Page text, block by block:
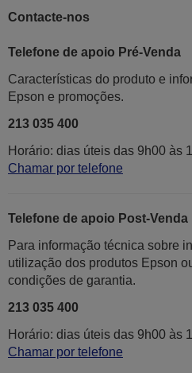
Contacte-nos
Telefone de apoio Pré-Venda
Características do produto e
Epson e promoções.
213 035 400
Horário: dias úteis das 9h00 às
Chamar por telefone
Telefone de apoio Post-Venda
Para informação técnica sobre
utilização dos produtos Epson
condições de garantia.
213 035 400
Horário: dias úteis das 9h00 às
Chamar por telefone